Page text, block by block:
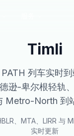
Timli
列车实时
逊-卑尔根轻轨
Metro-North 到
、MTA、LIRR 与
实时更新